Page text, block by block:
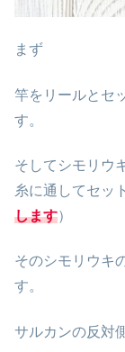
まず
竿をリールとセ
す。
そしてシモリウ
糸に通してセッ
します）
そのシモリウキ
す。
サルカンの反対